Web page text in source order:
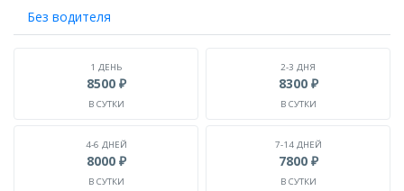
Без водителя
1 ДЕНЬ
8500 ₽
В СУТКИ
2-3 ДНЯ
8300 ₽
В СУТКИ
4-6 ДНЕЙ
8000 ₽
В СУТКИ
7-14 ДНЕЙ
7800 ₽
В СУТКИ